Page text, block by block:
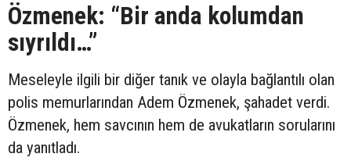
Özmenek: “Bir anda kolumdan
sıyrıldı…”
Meseleyle ilgili bir diğer tanık ve olayla bağlantılı olan
polis memurlarından Adem Özmenek, şahadet verdi.
Özmenek, hem savcının hem de avukatların sorularını
da yanıtladı.